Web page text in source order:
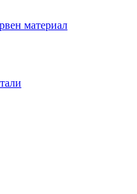
материал